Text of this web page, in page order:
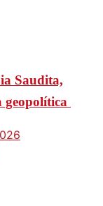
Saudita,
geopolítica